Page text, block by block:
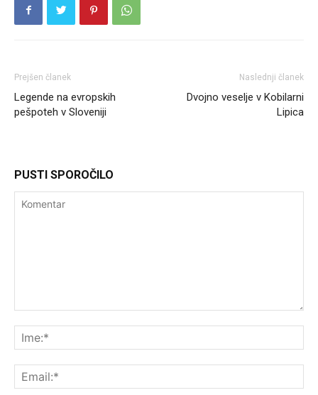
Prejšen članek
Legende na evropskih
pešpoteh v Sloveniji
Naslednji članek
Dvojno veselje v Kobilarni
Lipica
PUSTI SPOROČILO